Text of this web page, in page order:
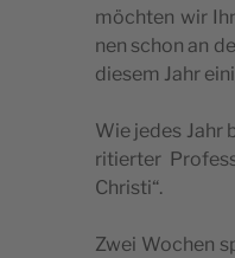
möch­ten wir
nen schon an
die­sem Jahr
Wie jedes Jahr
ri­tier­ter
Christi“.
Zwei Wochen